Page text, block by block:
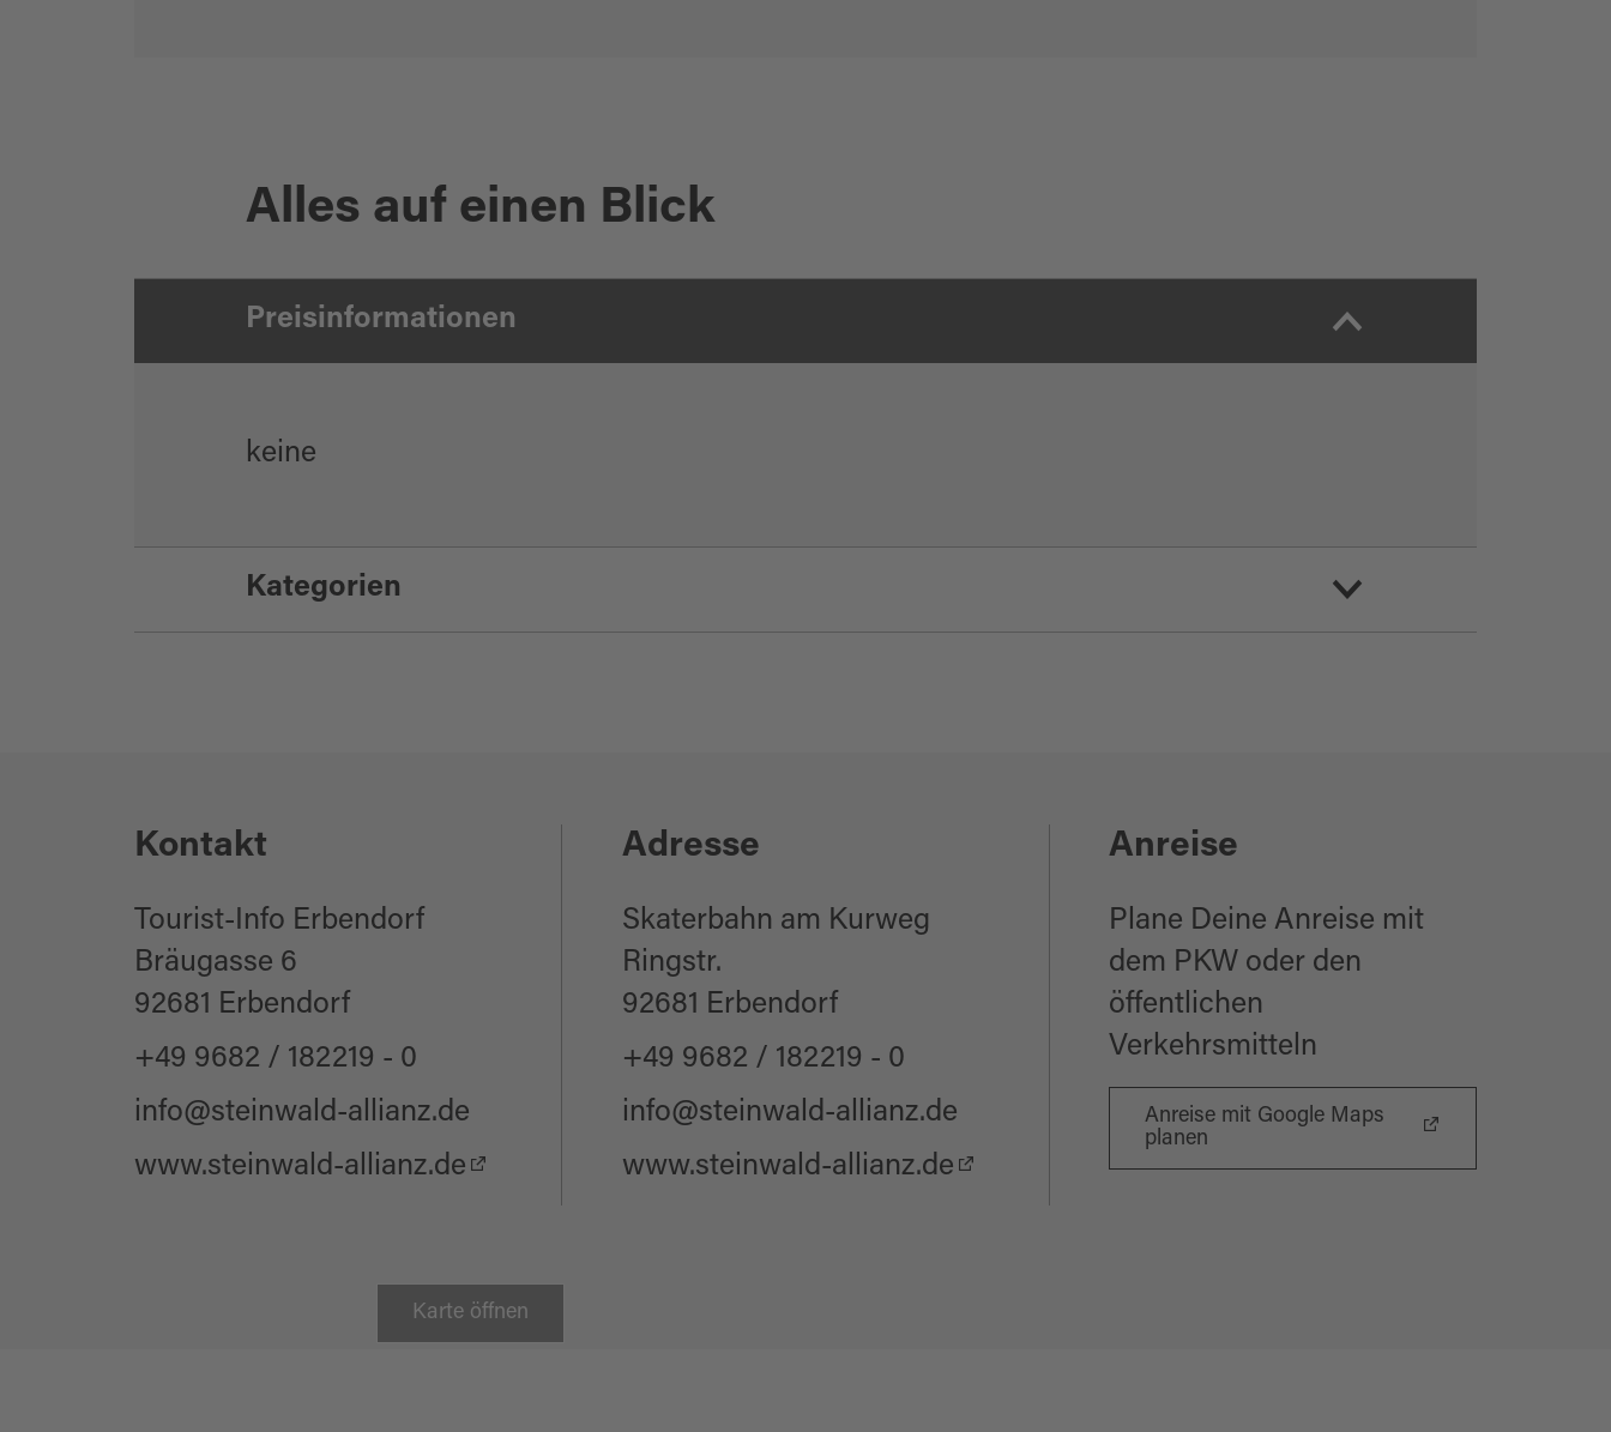
Alles auf einen Blick
Preisinformationen
keine
Kategorien
Kontakt
Tourist-Info Erbendorf
Bräugasse 6
92681 Erbendorf
+49 9682 / 182219 - 0
info@steinwald-allianz.de
www.steinwald-allianz.de
Adresse
Skaterbahn am Kurweg
Ringstr.
92681 Erbendorf
+49 9682 / 182219 - 0
info@steinwald-allianz.de
www.steinwald-allianz.de
Anreise
Plane Deine Anreise mit
dem PKW oder den
öffentlichen
Verkehrsmitteln
Anreise mit Google Maps
planen
Karte öffnen